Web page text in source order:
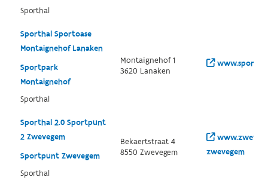
Sporthal
Sporthal Sportoase
Montaignehof Lanaken
Sportpark
Montaignehof
Sporthal
Montaignehof 1
3620 Lanaken
Sporthal 2.0 Sportpunt
2 Zwevegem
Sportpunt Zwevegem
Sporthal
Bekaertstraat 4
8550 Zwevegem
zwevegem